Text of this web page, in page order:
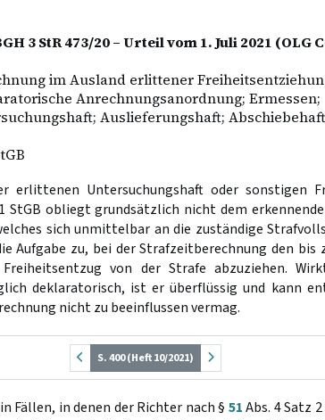
3 StR 473/20 – Urteil vom 1. Juli 2021 (OLG
im Ausland erlittener
Anrechnungsanordnung; Ermessen;
Auslieferungshaft;
erlittenen Untersuchungshaft oder sonstigen
StGB obliegt grundsätzlich nicht dem
sich unmittelbar an die zuständige
Aufgabe zu, bei der Strafzeitberechnung den bis
von der Strafe abzuziehen.
deklaratorisch, ist er überflüssig und kann
nicht zu beeinflussen vermag.
S. 400 (Heft 10/2021)
Fällen, in denen der Richter nach § 51Abs. 4 Satz